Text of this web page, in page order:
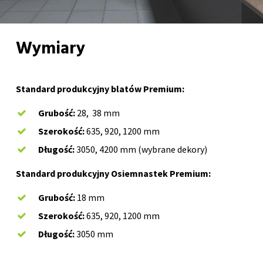
Wymiary
Standard produkcyjny blatów Premium:
Grubość:28, 38 mm
Szerokość:635, 920, 1200 mm
Długość:3050, 4200 mm (wybrane dekory)
Standard produkcyjny Osiemnastek Premium:
Grubość:18 mm
Szerokość:635, 920, 1200 mm
Długość:3050 mm